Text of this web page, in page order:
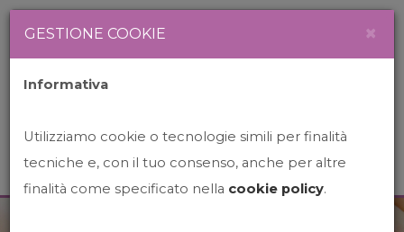
GESTIONE COOKIE ×
Informativa
Utilizziamo cookie o tecnologie simili per finalità
tecniche e, con il tuo consenso, anche per altre
finalità come specificato nella cookie policy.